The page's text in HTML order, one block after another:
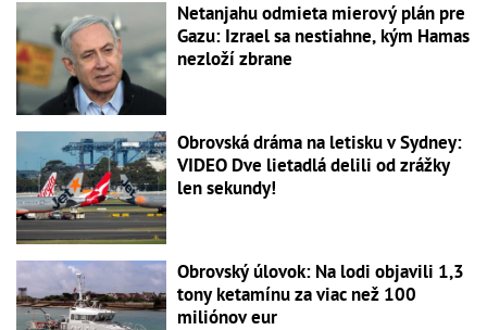
Netanjahu odmieta mierový plán pre
Gazu: Izrael sa nestiahne, kým Hamas
nezloží zbrane
Obrovská dráma na letisku v Sydney:
VIDEO Dve lietadlá delili od zrážky
len sekundy!
Obrovský úlovok: Na lodi objavili 1,3
tony ketamínu za viac než 100
miliónov eur